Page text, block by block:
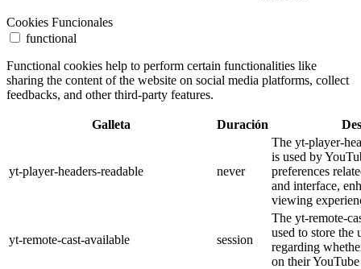
Cookies Funcionales
functional
Functional cookies help to perform certain functionalities like
sharing the content of the website on social media platforms, collect
feedbacks, and other third-party features.
Galleta Duración
yt-player-headers-readable never
The yt-player-
is used by
preferences
and interface,
viewing
yt-remote-cast-available session
The yt-remote-
used to store the
regarding
on their